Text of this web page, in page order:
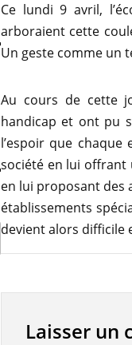
Ce lundi 9 avril,
arboraient cette
Un geste comme un
Au cours de cette
handicap et ont pu
l’espoir que
société en lui offrant
en lui proposant des
établissements
devient alors difficile
Laisser un